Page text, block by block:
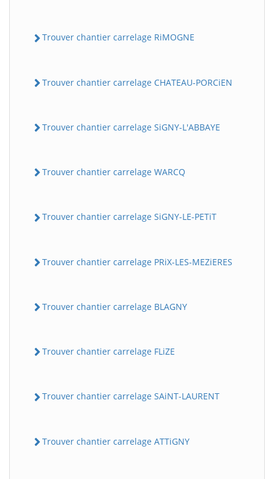
Trouver chantier carrelage RiMOGNE
Trouver chantier carrelage CHATEAU-PORCiEN
Trouver chantier carrelage SiGNY-L'ABBAYE
Trouver chantier carrelage WARCQ
Trouver chantier carrelage SiGNY-LE-PETiT
Trouver chantier carrelage PRiX-LES-MEZiERES
Trouver chantier carrelage BLAGNY
Trouver chantier carrelage FLiZE
Trouver chantier carrelage SAiNT-LAURENT
Trouver chantier carrelage ATTiGNY